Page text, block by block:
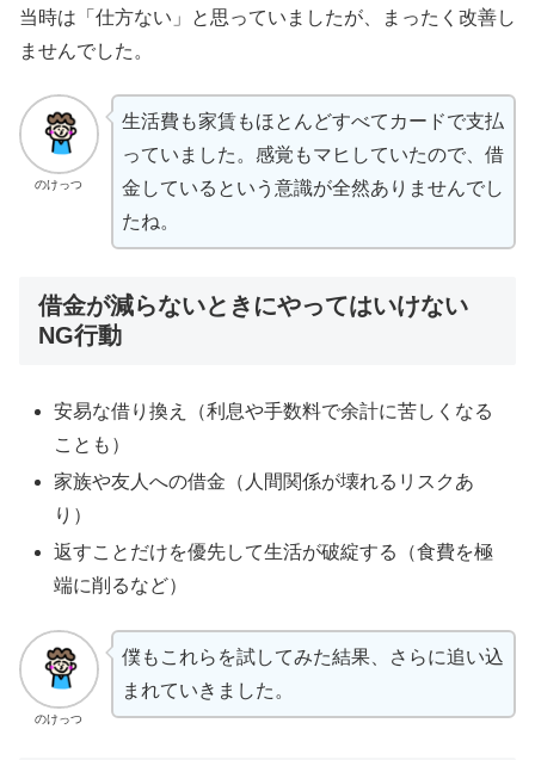
当時は「仕方ない」と思っていましたが、まったく改善し
ませんでした。
のけっつ
生活費も家賃もほとんどすべてカードで支払
っていました。感覚もマヒしていたので、借
金しているという意識が全然ありませんでし
たね。
借金が減らないときにやってはいけない
NG行動
安易な借り換え（利息や手数料で余計に苦しくなる
ことも）
家族や友人への借金（人間関係が壊れるリスクあ
り）
返すことだけを優先して生活が破綻する（食費を極
端に削るなど）
のけっつ
僕もこれらを試してみた結果、さらに追い込
まれていきました。